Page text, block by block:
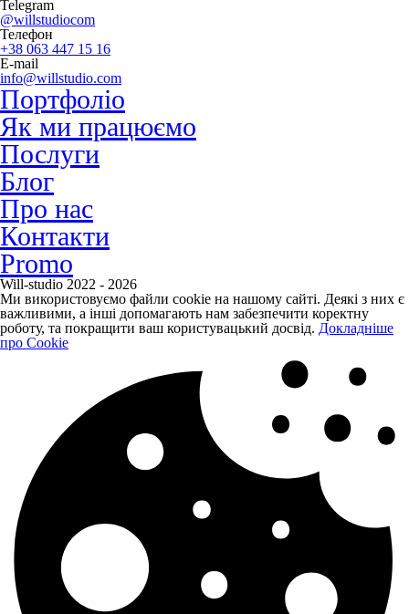
Telegram
@willstudiocom
Телефон
+38 063 447 15 16
E-mail
info@willstudio.com
Портфоліо
Як ми працюємо
Послуги
Блог
Про нас
Контакти
Promo
Will-studio 2022 - 2026
Ми використовуємо файли cookie на нашому сайті. Деякі з них є
важливими, а інші допомагають нам забезпечити коректну
роботу, та покращити ваш користувацький досвід. Докладніше
про Cookie